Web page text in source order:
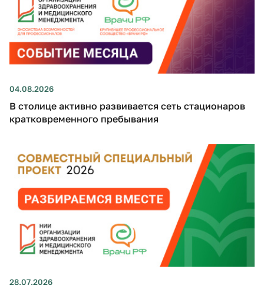
04.08.2026
В столице активно развивается сеть стационаров
кратковременного пребывания
28.07.2026